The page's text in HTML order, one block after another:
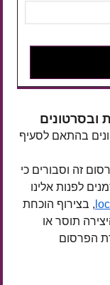
ובסרטונים
בהתאם לסעיף
זה וסבורים כי
לפנות אלינו
, בצירוף הוכחת
תוסר או
הפרסום